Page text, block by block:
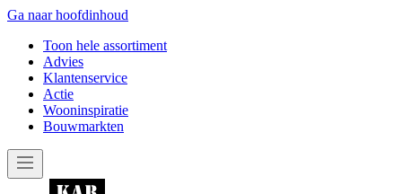
Ga naar hoofdinhoud
Toon hele assortiment
Advies
Klantenservice
Actie
Wooninspiratie
Bouwmarkten